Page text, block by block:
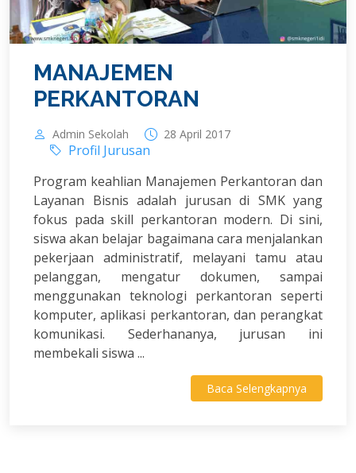
MANAJEMEN
PERKANTORAN
Admin Sekolah 28 April 2017
Profil Jurusan
Program keahlian Manajemen Perkantoran dan
Layanan Bisnis adalah jurusan di SMK yang
fokus pada skill perkantoran modern. Di sini,
siswa akan belajar bagaimana cara menjalankan
pekerjaan administratif, melayani tamu atau
pelanggan, mengatur dokumen, sampai
menggunakan teknologi perkantoran seperti
komputer, aplikasi perkantoran, dan perangkat
komunikasi. Sederhananya, jurusan ini
membekali siswa ...
Baca Selengkapnya